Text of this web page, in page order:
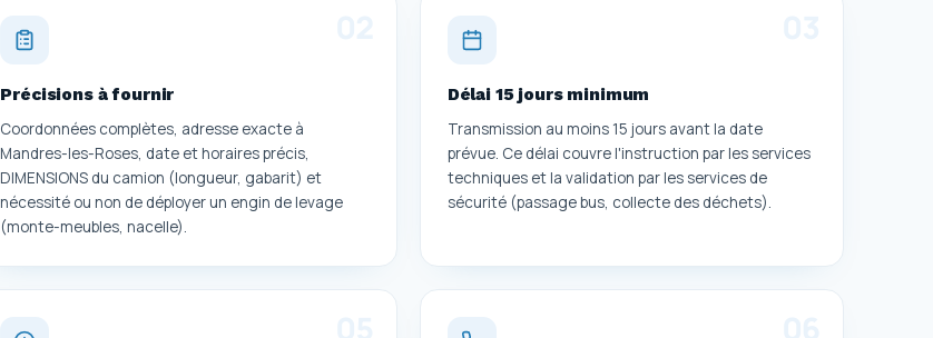
Précisions à fournir
Coordonnées complètes, adresse exacte à
Mandres-les-Roses, date et horaires précis,
DIMENSIONS du camion (longueur, gabarit) et
nécessité ou non de déployer un engin de levage
(monte-meubles, nacelle).
Délai 15 jours minimum
Transmission au moins 15 jours avant la date
prévue. Ce délai couvre l'instruction par les services
techniques et la validation par les services de
sécurité (passage bus, collecte des déchets).